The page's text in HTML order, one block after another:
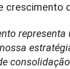
crescimento